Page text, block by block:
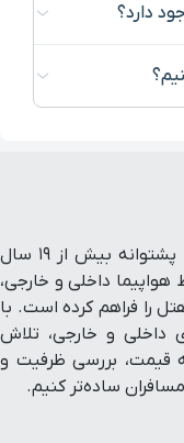
دارد؟
یوتراوز پلتفرم رزرو آنلاین سفر است که با پشتوانه بیش از ۱۹ سال
داخلی و خارجی،
را فراهم کرده است. با
و خارجی، تلاش
قیمت، بررسی ظرفیت و
ساده‌تر کنیم.